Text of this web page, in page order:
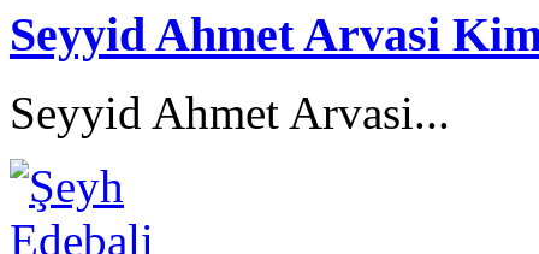
Seyyid Ahmet Arvasi
Seyyid Ahmet Arvasi...